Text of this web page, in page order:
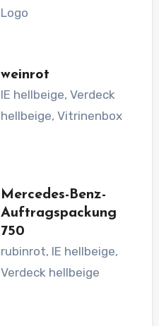
Logo
weinrot
IE hellbeige, Verdeck
hellbeige, Vitrinenbox
Mercedes-Benz-
Auftragspackung
750
rubinrot, IE hellbeige,
Verdeck hellbeige